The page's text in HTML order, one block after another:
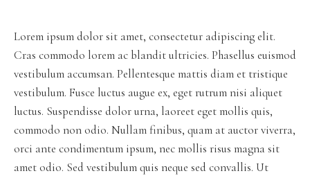
Lorem ipsum dolor sit amet, consectetur adipiscing elit.
Cras commodo lorem ac blandit ultricies. Phasellus euismod
vestibulum accumsan. Pellentesque mattis diam et tristique
vestibulum. Fusce luctus augue ex, eget rutrum nisi aliquet
luctus. Suspendisse dolor urna, laoreet eget mollis quis,
commodo non odio. Nullam finibus, quam at auctor viverra,
orci ante condimentum ipsum, nec mollis risus magna sit
amet odio. Sed vestibulum quis neque sed convallis. Ut